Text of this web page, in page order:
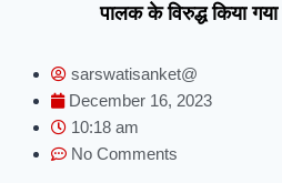
पालक के विरुद्ध किया गया
sarswatisanket@
December 16, 2023
10:18 am
No Comments